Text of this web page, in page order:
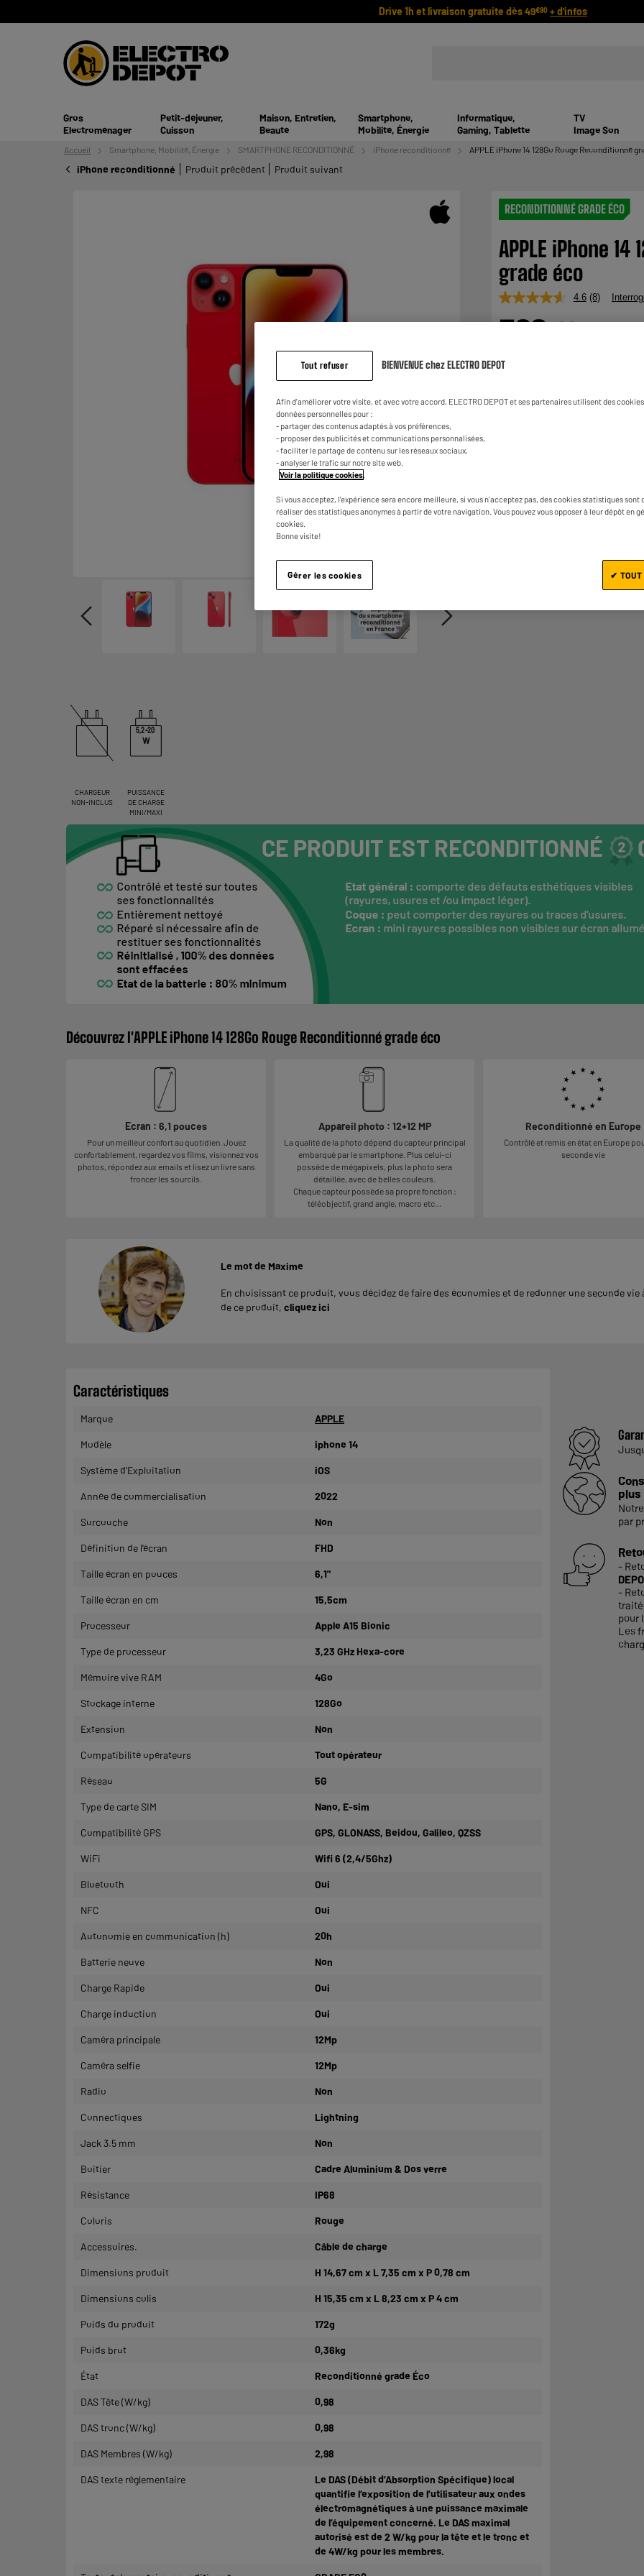
Drive 1h et livraison gratuite dès 49€90 + d'infos
Gros
Electroménager
Petit-déjeuner,
Cuisson
Maison, Entretien,
Beauté
Smartphone,
Mobilité, Énergie
Informatique,
Gaming, Tablette
TV
Image Son
Accueil Smartphone, Mobilité, Énergie SMARTPHONE RECONDITIONNÉ iPhone reconditionné APPLE iPhone 14 128Go Rouge Reconditionné
iPhone reconditionné Produit précédent Produit suivant
RECONDITIONNÉ GRADE ÉCO
APPLE iPhone
grade éco
4.6 Lire
avis.
(8)
329
Ajouter au panier
CHARGEUR
NON-INCLUS
5,2-20
W
PUISSANCE
DE CHARGE
MINI/MAXI
Découvrez l'APPLE iPhone 14 128Go Rouge Reconditionné grade éco
Ecran : 6,1 pouces
Pour un meilleur confort au quotidien. Jouez
confortablement, regardez vos films, visionnez vos
photos, répondez aux emails et lisez un livre sans
froncer les sourcils.
Appareil photo : 12+12 MP
La qualité de la photo dépend du capteur principal
embarqué par le smartphone. Plus celui-ci
possède de mégapixels, plus la photo sera
détaillée, avec de belles couleurs.
Chaque capteur possède sa propre fonction :
téléobjectif, grand angle, macro etc…
Reconditionné en Europe
Contrôlé et remis en état en Europe
seconde vie
Le mot de Maxime
En choisissant ce produit, vous décidez de faire des économies et de redonner une seconde
de ce produit, cliquez ici
plus
par
-
-
pour
Les
Caractéristiques
Marque APPLE
Modèle iphone 14
Système d'Exploitation iOS
Année de commercialisation 2022
Surcouche Non
Définition de l'écran FHD
Taille écran en pouces 6,1"
Taille écran en cm 15,5cm
Processeur Apple A15 Bionic
Type de processeur 3,23 GHz Hexa-core
Mémoire vive RAM 4Go
Stockage interne 128Go
Extension Non
Compatibilité opérateurs Tout opérateur
Réseau 5G
Type de carte SIM Nano, E-sim
Compatibilité GPS GPS, GLONASS, Beidou, Galileo, QZSS
WiFi Wifi 6 (2,4/5Ghz)
Bluetooth Oui
NFC Oui
Autonomie en communication (h) 20h
Batterie neuve Non
Charge Rapide Oui
Charge induction Oui
Caméra principale 12Mp
Caméra selfie 12Mp
Radio Non
Connectiques Lightning
Jack 3.5 mm Non
Boitier Cadre Aluminium & Dos verre
Résistance IP68
Coloris Rouge
Accessoires. Câble de charge
Dimensions produit H 14,67 cm x L 7,35 cm x P 0,78 cm
Dimensions colis H 15,35 cm x L 8,23 cm x P 4 cm
Poids du produit 172g
Poids brut 0,36kg
État Reconditionné grade Éco
DAS Tête (W/kg) 0,98
DAS tronc (W/kg) 0,98
DAS Membres (W/kg) 2,98
DAS texte réglementaire
Le DAS (Débit d’Absorption Spécifique) local
quantifie l’exposition de l’utilisateur aux ondes
électromagnétiques à une puissance maximale
de l’équipement concerné. Le DAS maximal
autorisé est de 2 W/kg pour la tête et le tronc et
de 4W/kg pour les membres.
Tout refuser BIENVENUE chez ELECTRO DEPOT
Afin d'améliorer votre visite, et avec votre accord, ELECTRO DEPOT et ses partenaires utilisent des
données personnelles pour :
- partager des contenus adaptés à vos préférences,
- proposer des publicités et communications personnalisées,
- faciliter le partage de contenu sur les réseaux sociaux,
- analyser le trafic sur notre site web.
Voir la politique cookies
Si vous acceptez, l'expérience sera encore meilleure, si vous n'acceptez pas, des cookies statistiques sont
réaliser des statistiques anonymes à partir de votre navigation. Vous pouvez vous opposer à leur dépôt en
cookies.
Bonne visite!
Gérer les cookies ✔ TOUT